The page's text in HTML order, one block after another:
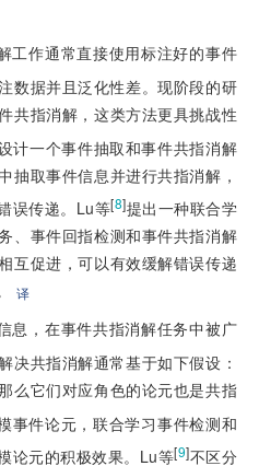
工作通常直接使用标注好的事件
数据并且泛化性差。现阶段的研
共指消解，这类方法更具挑战性
计一个事件抽取和事件共指消解
抽取事件信息并进行共指消解，
误传递。Lu等[8]提出一种联合学
、事件回指检测和事件共指消解
互促进，可以有效缓解错误传递
译
息，在事件共指消解任务中被广
决共指消解通常基于如下假设：
么它们对应角色的论元也是共指
事件论元，联合学习事件检测和
论元的积极效果。Lu等[9]不区分